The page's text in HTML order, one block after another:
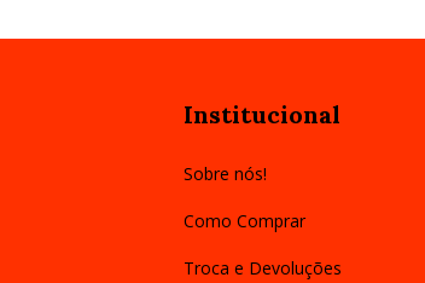
Institucional
Sobre nós!
Como Comprar
Troca e Devoluções